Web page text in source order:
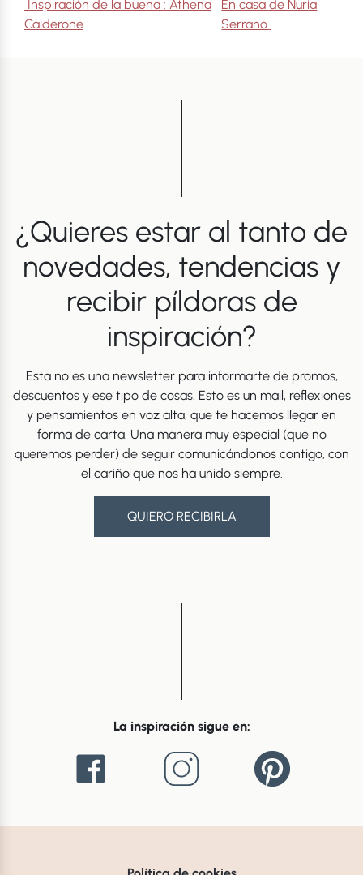
Navegación de entradas
Inspiración de la buena : Athena
Calderone
En casa de Nuria
Serrano
¿Quieres estar al tanto de
novedades, tendencias y
recibir píldoras de
inspiración?
Esta no es una newsletter para informarte de promos,
descuentos y ese tipo de cosas. Esto es un mail, reflexiones
y pensamientos en voz alta, que te hacemos llegar en
forma de carta. Una manera muy especial (que no
queremos perder) de seguir comunicándonos contigo, con
el cariño que nos ha unido siempre.
QUIERO RECIBIRLA
La inspiración sigue en: